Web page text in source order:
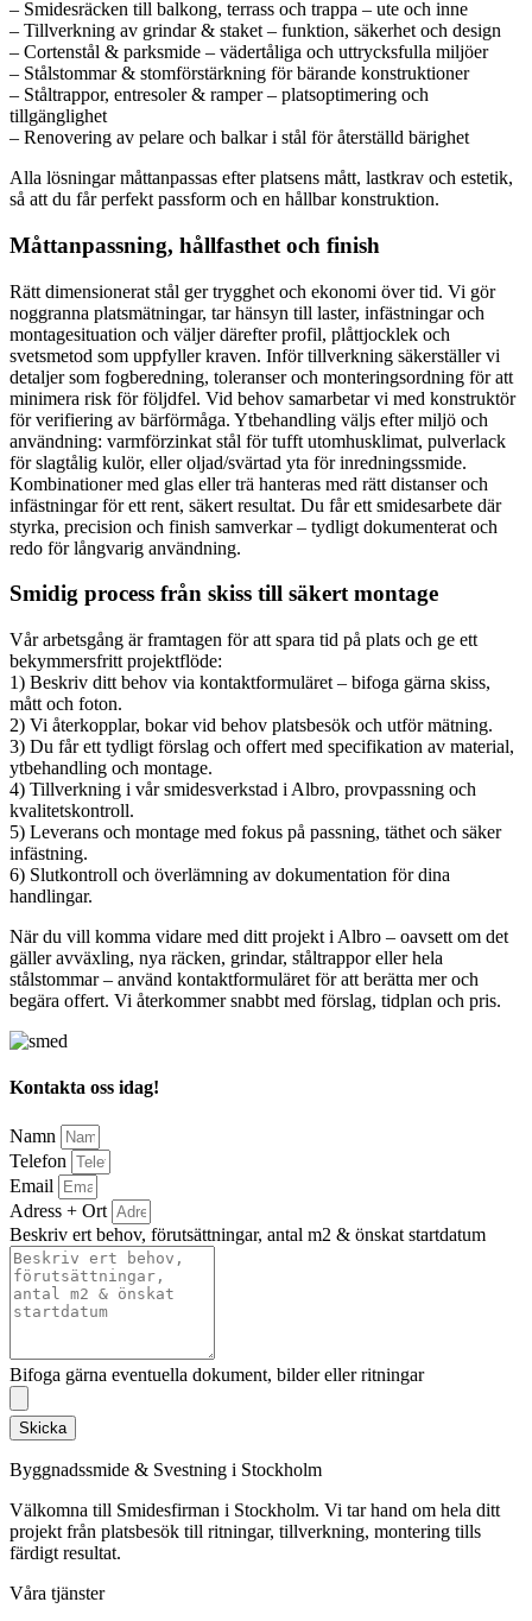
– Smidesräcken till balkong, terrass och trappa – ute och inne
– Tillverkning av grindar & staket – funktion, säkerhet och design
– Cortenstål & parksmide – vädertåliga och uttrycksfulla miljöer
– Stålstommar & stomförstärkning för bärande konstruktioner
– Ståltrappor, entresoler & ramper – platsoptimering och
tillgänglighet
– Renovering av pelare och balkar i stål för återställd bärighet
Alla lösningar måttanpassas efter platsens mått, lastkrav och estetik,
så att du får perfekt passform och en hållbar konstruktion.
Måttanpassning, hållfasthet och finish
Rätt dimensionerat stål ger trygghet och ekonomi över tid. Vi gör
noggranna platsmätningar, tar hänsyn till laster, infästningar och
montagesituation och väljer därefter profil, plåttjocklek och
svetsmetod som uppfyller kraven. Inför tillverkning säkerställer vi
detaljer som fogberedning, toleranser och monteringsordning för att
minimera risk för följdfel. Vid behov samarbetar vi med konstruktör
för verifiering av bärförmåga. Ytbehandling väljs efter miljö och
användning: varmförzinkat stål för tufft utomhusklimat, pulverlack
för slagtålig kulör, eller oljad/svärtad yta för inredningssmide.
Kombinationer med glas eller trä hanteras med rätt distanser och
infästningar för ett rent, säkert resultat. Du får ett smidesarbete där
styrka, precision och finish samverkar – tydligt dokumenterat och
redo för långvarig användning.
Smidig process från skiss till säkert montage
Vår arbetsgång är framtagen för att spara tid på plats och ge ett
bekymmersfritt projektflöde:
1) Beskriv ditt behov via kontaktformuläret – bifoga gärna skiss,
mått och foton.
2) Vi återkopplar, bokar vid behov platsbesök och utför mätning.
3) Du får ett tydligt förslag och offert med specifikation av material,
ytbehandling och montage.
4) Tillverkning i vår smidesverkstad i Albro, provpassning och
kvalitetskontroll.
5) Leverans och montage med fokus på passning, täthet och säker
infästning.
6) Slutkontroll och överlämning av dokumentation för dina
handlingar.
När du vill komma vidare med ditt projekt i Albro – oavsett om det
gäller avväxling, nya räcken, grindar, ståltrappor eller hela
stålstommar – använd kontaktformuläret för att berätta mer och
begära offert. Vi återkommer snabbt med förslag, tidplan och pris.
Kontakta oss idag!
Namn
Telefon
Email
Adress + Ort
Beskriv ert behov, förutsättningar, antal m2 & önskat startdatum
Bifoga gärna eventuella dokument, bilder eller ritningar
Skicka
Byggnadssmide & Svestning i Stockholm
Välkomna till Smidesfirman i Stockholm. Vi tar hand om hela ditt
projekt från platsbesök till ritningar, tillverkning, montering tills
färdigt resultat.
Våra tjänster